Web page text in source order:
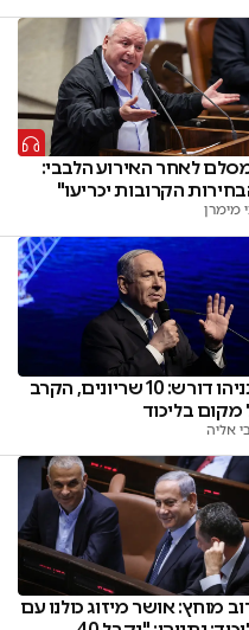
לאחר האירוע הלבבי:
הקרובות יכריעו"
מימרן
נתניהו דורש: 10 שריונים, הקרב
מקום בליכוד
אליה
מוחץ: אושר מיזוג כולנו עם